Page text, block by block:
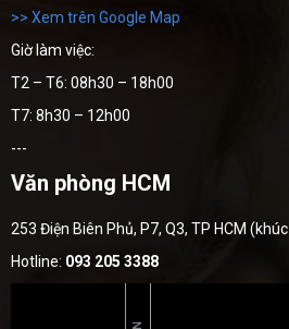
>> Xem trên Google Map
Giờ làm việc:
T2 – T6: 08h30 – 18h00
T7: 8h30 – 12h00
---
Văn phòng HCM
253 Điện Biên Phủ, P7, Q3, TP HCM
Hotline: 093 205 3388